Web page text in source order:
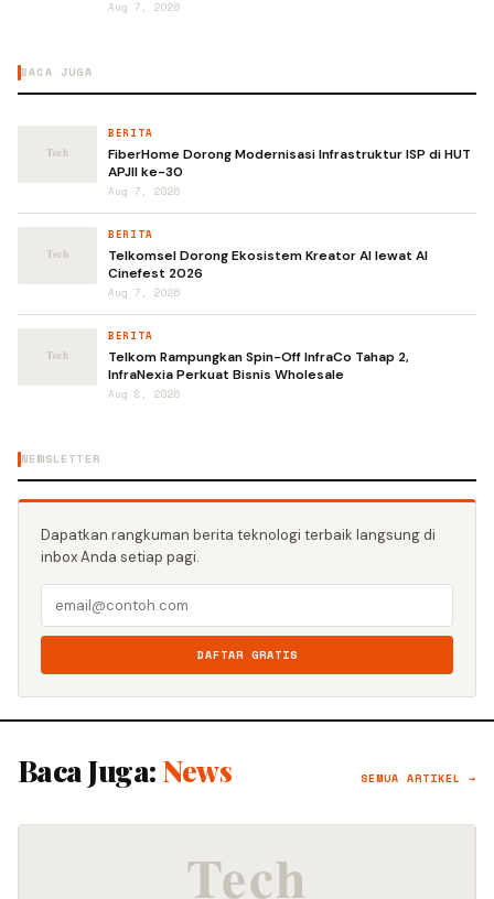
Aug 7, 2026
BACA JUGA
BERITA
FiberHome Dorong Modernisasi Infrastruktur ISP di HUT
APJII ke-30
Aug 7, 2026
BERITA
Telkomsel Dorong Ekosistem Kreator AI lewat AI
Cinefest 2026
Aug 7, 2026
BERITA
Telkom Rampungkan Spin-Off InfraCo Tahap 2,
InfraNexia Perkuat Bisnis Wholesale
Aug 8, 2026
NEWSLETTER
Dapatkan rangkuman berita teknologi terbaik langsung di
inbox Anda setiap pagi.
DAFTAR GRATIS
Baca Juga: News SEMUA ARTIKEL →